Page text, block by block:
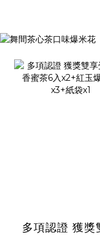
多項認證 獲獎